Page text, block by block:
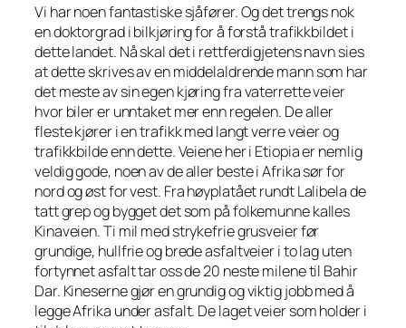
Vi har noen fantastiske sjåfører. Og det trengs nok
en doktorgrad i bilkjøring for å forstå trafikkbildet i
dette landet. Nå skal det i rettferdigjetens navn sies
at dette skrives av en middelaldrende mann som har
det meste av sin egen kjøring fra vaterrette veier
hvor biler er unntaket mer enn regelen. De aller
fleste kjører i en trafikk med langt verre veier og
trafikkbilde enn dette. Veiene her i Etiopia er nemlig
veldig gode, noen av de aller beste i Afrika sør for
nord og øst for vest. Fra høyplatået rundt Lalibela de
tatt grep og bygget det som på folkemunne kalles
Kinaveien. Ti mil med strykefrie grusveier før
grundige, hullfrie og brede asfaltveier i to lag uten
fortynnet asfalt tar oss de 20 neste milene til Bahir
Dar. Kineserne gjør en grundig og viktig jobb med å
legge Afrika under asfalt. De laget veier som holder i